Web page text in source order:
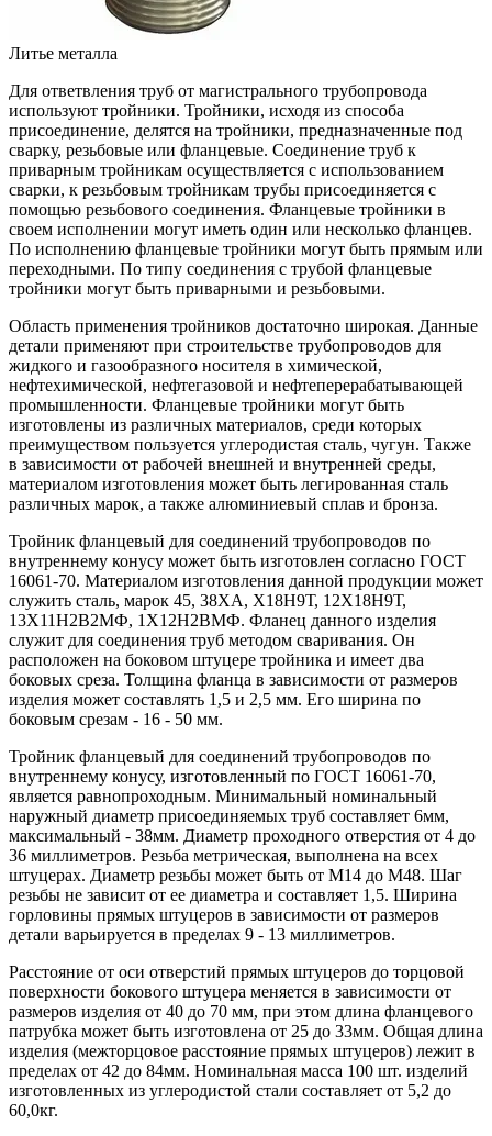
Литье металла
Для ответвления труб от магистрального трубопровода
используют тройники. Тройники, исходя из способа
присоединение, делятся на тройники, предназначенные под
сварку, резьбовые или фланцевые. Соединение труб к
приварным тройникам осуществляется с использованием
сварки, к резьбовым тройникам трубы присоединяется с
помощью резьбового соединения. Фланцевые тройники в
своем исполнении могут иметь один или несколько фланцев.
По исполнению фланцевые тройники могут быть прямым или
переходными. По типу соединения с трубой фланцевые
тройники могут быть приварными и резьбовыми.
Область применения тройников достаточно широкая. Данные
детали применяют при строительстве трубопроводов для
жидкого и газообразного носителя в химической,
нефтехимической, нефтегазовой и нефтеперерабатывающей
промышленности. Фланцевые тройники могут быть
изготовлены из различных материалов, среди которых
преимуществом пользуется углеродистая сталь, чугун. Также
в зависимости от рабочей внешней и внутренней среды,
материалом изготовления может быть легированная сталь
различных марок, а также алюминиевый сплав и бронза.
Тройник фланцевый для соединений трубопроводов по
внутреннему конусу может быть изготовлен согласно ГОСТ
16061-70. Материалом изготовления данной продукции может
служить сталь, марок 45, 38ХА, Х18Н9Т, 12Х18Н9Т,
13Х11Н2В2МФ, 1Х12Н2ВМФ. Фланец данного изделия
служит для соединения труб методом сваривания. Он
расположен на боковом штуцере тройника и имеет два
боковых среза. Толщина фланца в зависимости от размеров
изделия может составлять 1,5 и 2,5 мм. Его ширина по
боковым срезам - 16 - 50 мм.
Тройник фланцевый для соединений трубопроводов по
внутреннему конусу, изготовленный по ГОСТ 16061-70,
является равнопроходным. Минимальный номинальный
наружный диаметр присоединяемых труб составляет 6мм,
максимальный - 38мм. Диаметр проходного отверстия от 4 до
36 миллиметров. Резьба метрическая, выполнена на всех
штуцерах. Диаметр резьбы может быть от М14 до М48. Шаг
резьбы не зависит от ее диаметра и составляет 1,5. Ширина
горловины прямых штуцеров в зависимости от размеров
детали варьируется в пределах 9 - 13 миллиметров.
Расстояние от оси отверстий прямых штуцеров до торцовой
поверхности бокового штуцера меняется в зависимости от
размеров изделия от 40 до 70 мм, при этом длина фланцевого
патрубка может быть изготовлена от 25 до 33мм. Общая длина
изделия (межторцовое расстояние прямых штуцеров) лежит в
пределах от 42 до 84мм. Номинальная масса 100 шт. изделий
изготовленных из углеродистой стали составляет от 5,2 до
60,0кг.